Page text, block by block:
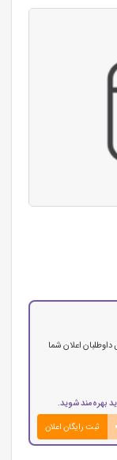
اعلان شما
بهره‌مند شوید.
ثبت رایگان اعلان